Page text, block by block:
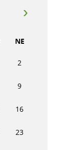
NE
2
9
16
23